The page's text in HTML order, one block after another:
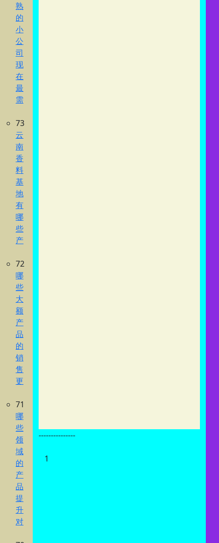
熟
的
小
公
司
现
在
最
需
73
云
南
香
料
基
地
有
哪
些
产
72
哪
些
大
额
产
品
的
销
售
更
71
哪
些
领
域
的
产
品
提
升
对
---------------
1